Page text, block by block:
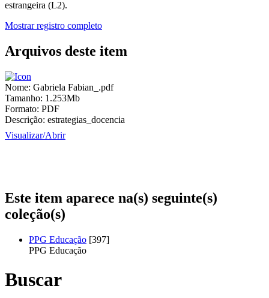
estrangeira (L2).
Mostrar registro completo
Arquivos deste item
Nome: Gabriela Fabian_.pdf
Tamanho: 1.253Mb
Formato: PDF
Descrição: estrategias_docencia
Visualizar/Abrir
Este item aparece na(s) seguinte(s)
coleção(s)
PPG Educação [397]
PPG Educação
Buscar